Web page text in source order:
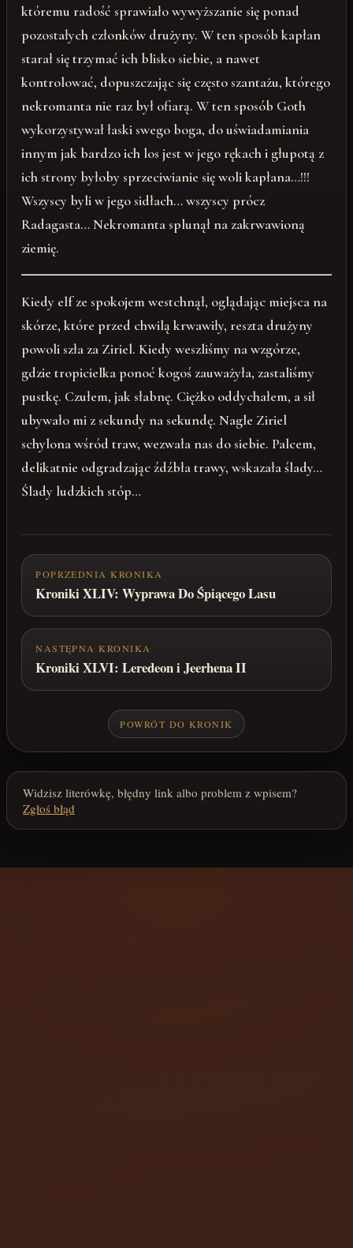
któremu radość sprawiało wywyższanie się ponad
pozostałych członków drużyny. W ten sposób kapłan
starał się trzymać ich blisko siebie, a nawet
kontrolować, dopuszczając się często szantażu, którego
nekromanta nie raz był ofiarą. W ten sposób Goth
wykorzystywał łaski swego boga, do uświadamiania
innym jak bardzo ich los jest w jego rękach i głupotą z
ich strony byłoby sprzeciwianie się woli kapłana…!!!
Wszyscy byli w jego sidłach… wszyscy prócz
Radagasta… Nekromanta splunął na zakrwawioną
ziemię.
Kiedy elf ze spokojem westchnął, oglądając miejsca na
skórze, które przed chwilą krwawiły, reszta drużyny
powoli szła za Ziriel. Kiedy weszliśmy na wzgórze,
gdzie tropicielka ponoć kogoś zauważyła, zastaliśmy
pustkę. Czułem, jak słabnę. Ciężko oddychałem, a sił
ubywało mi z sekundy na sekundę. Nagle Ziriel
schylona wśród traw, wezwała nas do siebie. Palcem,
delikatnie odgradzając źdźbła trawy, wskazała ślady…
Ślady ludzkich stóp…
POPRZEDNIA KRONIKA
Kroniki XLIV: Wyprawa Do Śpiącego Lasu
NASTĘPNA KRONIKA
Kroniki XLVI: Leredeon i Jeerhena II
POWRÓT DO KRONIK
Widzisz literówkę, błędny link albo problem z wpisem?
Zgłoś błąd